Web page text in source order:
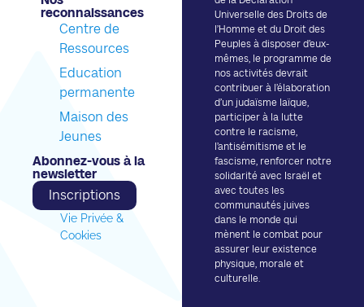
Universelle des Droits de
l’Homme et du Droit des
Peuples à disposer d’eux-
mêmes, le programme de
nos activités devrait
contribuer à l’élaboration
d’un judaïsme laïque,
participer à la lutte
contre le racisme,
l’antisémitisme et le
fascisme, renforcer notre
solidarité avec Israël et
avec toutes les
communautés juives
dans le monde qui
mènent le combat pour
assurer leur existence
physique, morale et
culturelle.
reconnaissances​
Centre de
Ressources
Education
permanente
Maison des
Jeunes
Abonnez-vous à la
newsletter​
Inscriptions
Vie Privée &
Cookies